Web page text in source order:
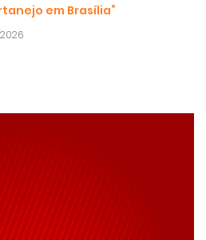
em Brasília”